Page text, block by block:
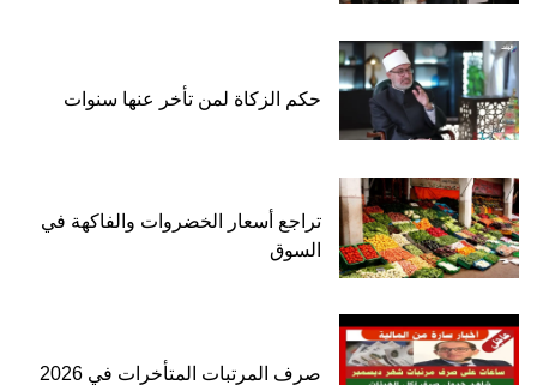
حكم الزكاة لمن تأخر عنها سنوات
تراجع أسعار الخضروات والفاكهة في
السوق
صرف المرتبات المتأخرات في 2026